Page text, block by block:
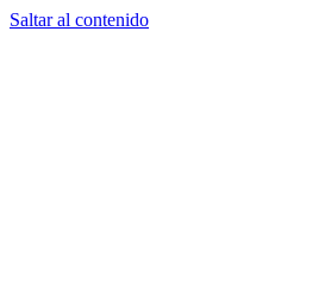
Saltar al contenido